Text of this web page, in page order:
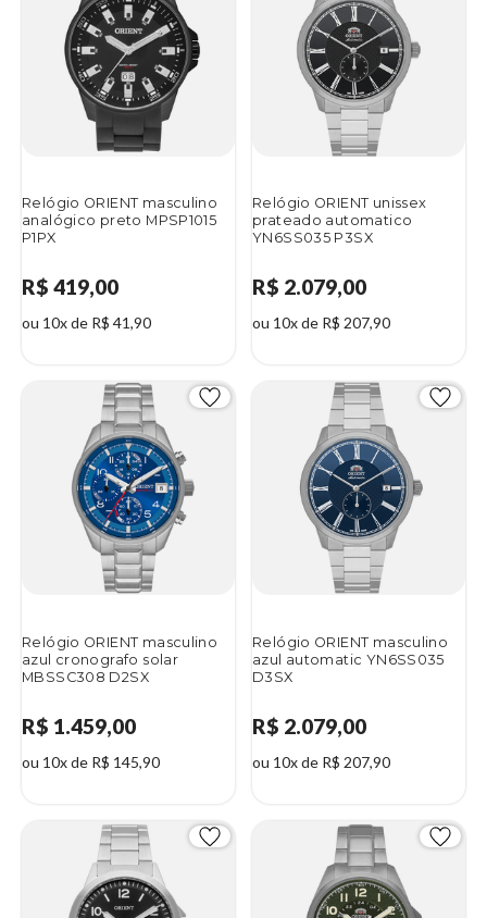
Relógio ORIENT masculino
analógico preto MPSP1015
P1PX
R$ 419,00
ou 10x de R$ 41,90
Relógio ORIENT unissex
prateado automatico
YN6SS035 P3SX
R$ 2.079,00
ou 10x de R$ 207,90
Relógio ORIENT masculino
azul cronografo solar
MBSSC308 D2SX
R$ 1.459,00
ou 10x de R$ 145,90
Relógio ORIENT masculino
azul automatic YN6SS035
D3SX
R$ 2.079,00
ou 10x de R$ 207,90